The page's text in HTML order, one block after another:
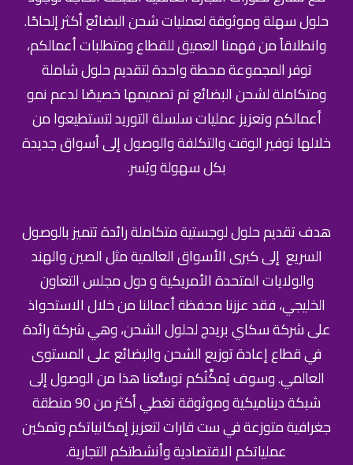
حلول سهلة وموثوقة لعمليات شحن البضائع أكثر إلحاحًا.
وانطلاقاً من فهمنا العميق للقطاع ومتطلبات أعمالكم،
توفر المجموعة محطة واحدة لتقديم حلول شاملة
ومتكاملة لشحن البضائع تم تصميمها خصيصًا لدعم نمو
أعمالكم وتعزيز عمليات سلسلة التوريد لتستطيعوا من
خلالها توفير الوقت والتكلفة والوصول إلى أسواق جديدة
بكل سهولة ويُسر.
هدف تقديم حلول لوجستية متكاملة رائدة تتميز بالوصول
السريع إلى كبرى الأسواق العالمية مثل الصين والهند
والولايات المتحدة الأمريكية و دول مجلس التعاون
الخليجي، فقد عززنا محفظة أعمالنا من خلال الاستحواذ
على شركة سكاي بريدج لحلول الشحن، وهي شركة رائدة
في قطاع إعادة توزيع الشحن والبضائع على المستوى
العالمي. وسوف يُمكِّنُكم توسُّعنا هذا من الوصول إلى
شبكة ديناميكية وموثوقة تغطي أكثر من 90 منطقة
جغرافية متوزعة في ست قارات لتعزيز إمكانياتكم وتمكين
عملياتكم الاقتصادية وأنشطتكم التجارية.